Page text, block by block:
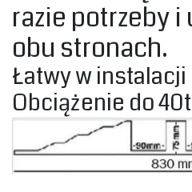
razie potrzeby i
obu stronach.‎
‎Łatwy w
Obciążenie do